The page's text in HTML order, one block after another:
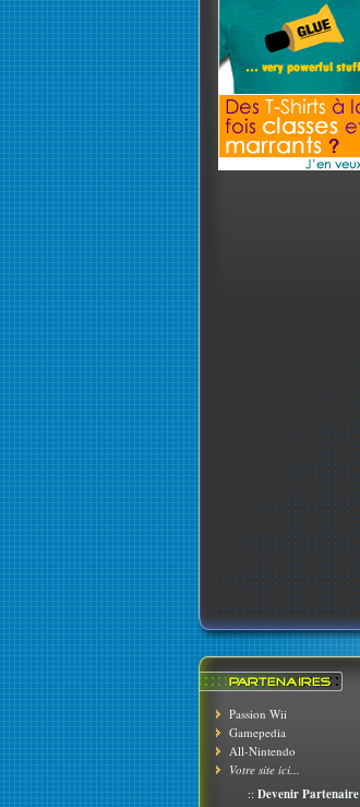
Passion Wii
Gamepedia
All-Nintendo
Votre site ici...
:: Devenir Partenaire